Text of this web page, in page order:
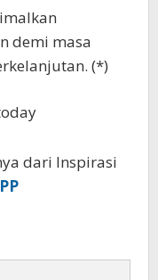
demi masa
(*)
dari Inspirasi